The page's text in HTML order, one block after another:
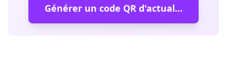
Générer un code QR d'actualités